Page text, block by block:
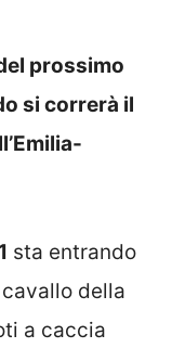
prossimo
si correrà il
sta entrando
della
a caccia